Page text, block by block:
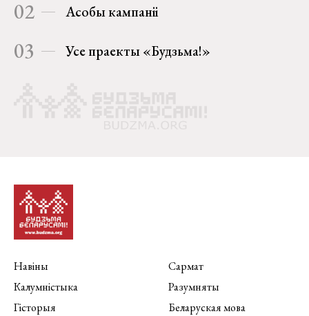
02 Асобы кампаніі
03 Усе праекты «Будзьма!»
Навіны
Калумністыка
Гісторыя
Сармат
Разумняты
Беларуская мова